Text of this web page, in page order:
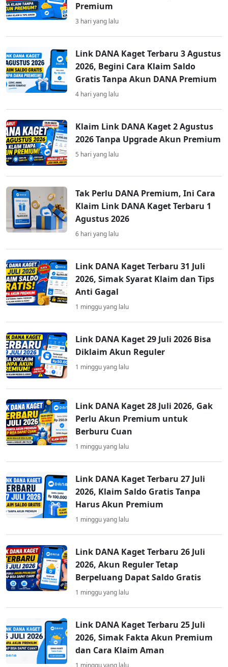
Premium
3 hari yang lalu
Link DANA Kaget Terbaru 3 Agustus
2026, Begini Cara Klaim Saldo
Gratis Tanpa Akun DANA Premium
4 hari yang lalu
Klaim Link DANA Kaget 2 Agustus
2026 Tanpa Upgrade Akun Premium
5 hari yang lalu
Tak Perlu DANA Premium, Ini Cara
Klaim Link DANA Kaget Terbaru 1
Agustus 2026
6 hari yang lalu
Link DANA Kaget Terbaru 31 Juli
2026, Simak Syarat Klaim dan Tips
Anti Gagal
1 minggu yang lalu
Link DANA Kaget 29 Juli 2026 Bisa
Diklaim Akun Reguler
1 minggu yang lalu
Link DANA Kaget 28 Juli 2026, Gak
Perlu Akun Premium untuk
Berburu Cuan
1 minggu yang lalu
Link DANA Kaget Terbaru 27 Juli
2026, Klaim Saldo Gratis Tanpa
Harus Akun Premium
1 minggu yang lalu
Link DANA Kaget Terbaru 26 Juli
2026, Akun Reguler Tetap
Berpeluang Dapat Saldo Gratis
1 minggu yang lalu
Link DANA Kaget Terbaru 25 Juli
2026, Simak Fakta Akun Premium
dan Cara Klaim Aman